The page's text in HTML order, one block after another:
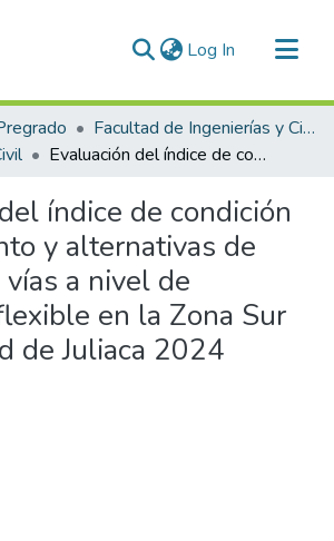
Log In (current)
Facultad de Ingenierías y Ciencias Puras
Evaluación del índice de condición del pavimento y alternativas de solución en vías a nivel de pavimento flexible en la Zona Sur de la Ciudad de Juliaca 2024
índice de condición
y alternativas de
a nivel de
en la Zona Sur
de Juliaca 2024